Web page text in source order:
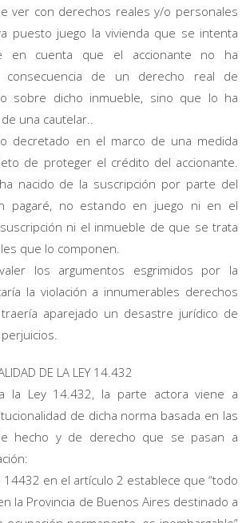
ver con derechos reales y/o personales
puesto juego la vivienda que se intenta
en cuenta que el accionante no ha
consecuencia de un derecho real de
sobre dicho inmueble, sino que lo ha
una cautelar..
decretado en el marco de una medida
de proteger el crédito del accionante.
nacido de la suscripción por parte del
pagaré, no estando en juego ni en el
ni el inmueble de que se trata
que lo componen.
los argumentos esgrimidos por la
la violación a innumerables derechos
aparejado un desastre jurídico de
DE LA LEY 14.432
la Ley 14.432, la parte actora viene a
de dicha norma basada en las
hecho y de derecho que se pasan a
14432 en el artículo 2 establece que “todo
la Provincia de Buenos Aires destinado a